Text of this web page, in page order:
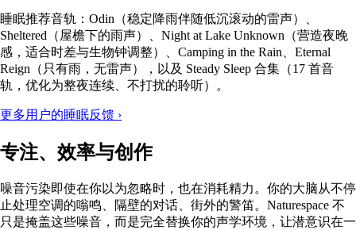
睡眠推荐音轨：Odin（稳定降雨伴随低沉滚动的雷声）、
Sheltered（屋檐下的雨声）、Night at Lake Unknown（营造夜晚
感，适合时差与生物钟调整）、Camping in the Rain、Eternal
Reign（只有雨，无雷声），以及 Steady Sleep 合集（17 首音
轨，优化为整夜连续、不打扰的聆听）。
更多用户的睡眠反馈 ›
专注、效率与创作
噪音污染即使在你以为忽略时，也在消耗精力。你的大脑从不停
止处理空调的嗡鸣、隔壁的对话、街外的警笛。Naturespace 不
只是掩盖这些噪音，而是完全替换你的声学环境，让潜意识在一